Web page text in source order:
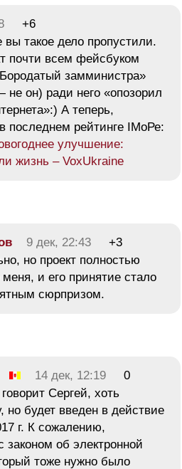
+6
вы такое дело пропустили.
почти всем фейсбуком
замминистра»
он) ради него «опозорил
А теперь,
рейтинге IMoРе:
улучшение:
жизнь – VoxUkraine
9 дек, 22:43
+3
но проект полностью
и его принятие стало
сюрпризом.
14 дек, 12:19
0
Сергей, хоть
но будет введен в действие
г. К сожалению,
законом об электронной
тоже нужно было